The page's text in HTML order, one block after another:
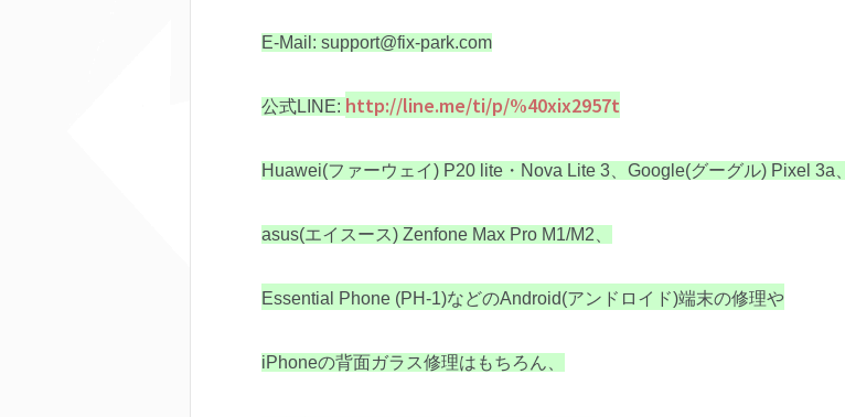
E-Mail: support@fix-park.com
公式LINE: http://line.me/ti/p/%40xix2957t
Huawei(ファーウェイ) P20 lite・Nova Lite 3、Google(グーグル) Pixel 3a、
asus(エイスース) Zenfone Max Pro M1/M2、
Essential Phone (PH-1)などのAndroid(アンドロイド)端末の修理や
iPhoneの背面ガラス修理はもちろん、